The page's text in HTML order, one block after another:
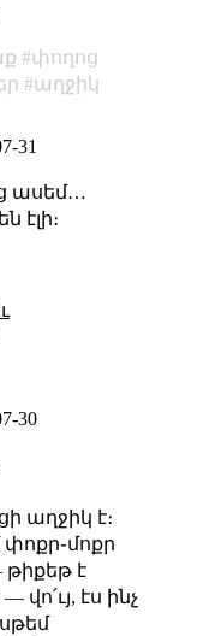
փողոց
աղջիկ
31
ասեմ…
էլի։
30
աղջիկ է։
թիքեթ է
վո՛ւյ, էս ինչ